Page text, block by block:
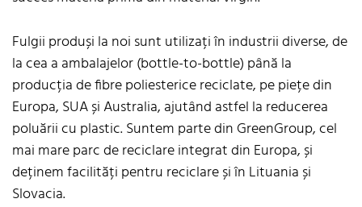
Fulgii produși la noi sunt utilizați în industrii diverse, de
la cea a ambalajelor (bottle-to-bottle) până la
producția de fibre poliesterice reciclate, pe piețe din
Europa, SUA și Australia, ajutând astfel la reducerea
poluării cu plastic. Suntem parte din GreenGroup,cel
mai mare parc de reciclare integrat din Europa, și
deținem facilități pentru reciclare și în Lituania și
Slovacia.